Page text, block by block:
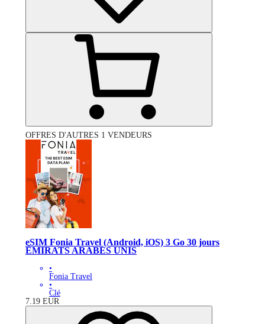
OFFRES D'AUTRES 1 VENDEURS
eSIM Fonia Travel (Android, iOS) 3 Go 30 jours
ÉMIRATS ARABES UNIS
•
Fonia Travel
•
Clé
7.19 EUR